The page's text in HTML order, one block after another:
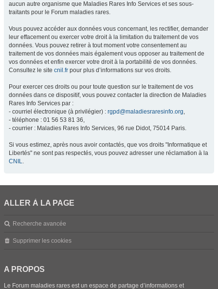
aucun autre organisme que Maladies Rares Info Services et ses sous-
traitants pour le Forum maladies rares.
Vous pouvez accéder aux données vous concernant, les rectifier, demander
leur effacement ou exercer votre droit à la limitation du traitement de vos
données. Vous pouvez retirer à tout moment votre consentement au
traitement de vos données mais également vous opposer au traitement de
vos données et enfin exercer votre droit à la portabilité de vos données.
Consultez le site cnil.fr pour plus d’informations sur vos droits.
Pour exercer ces droits ou pour toute question sur le traitement de vos
données dans ce dispositif, vous pouvez contacter la direction de Maladies
Rares Info Services par :
- courriel électronique (à privilégier) : rgpd@maladiesraresinfo.org,
- téléphone : 01 56 53 81 36,
- courrier : Maladies Rares Info Services, 96 rue Didot, 75014 Paris.
Si vous estimez, après nous avoir contactés, que vos droits "Informatique et
Libertés" ne sont pas respectés, vous pouvez adresser une réclamation à la
CNIL.
ALLER À LA PAGE
Recherche avancée
Supprimer les cookies
A PROPOS
Le Forum maladies rares est un espace de partage d’informations et